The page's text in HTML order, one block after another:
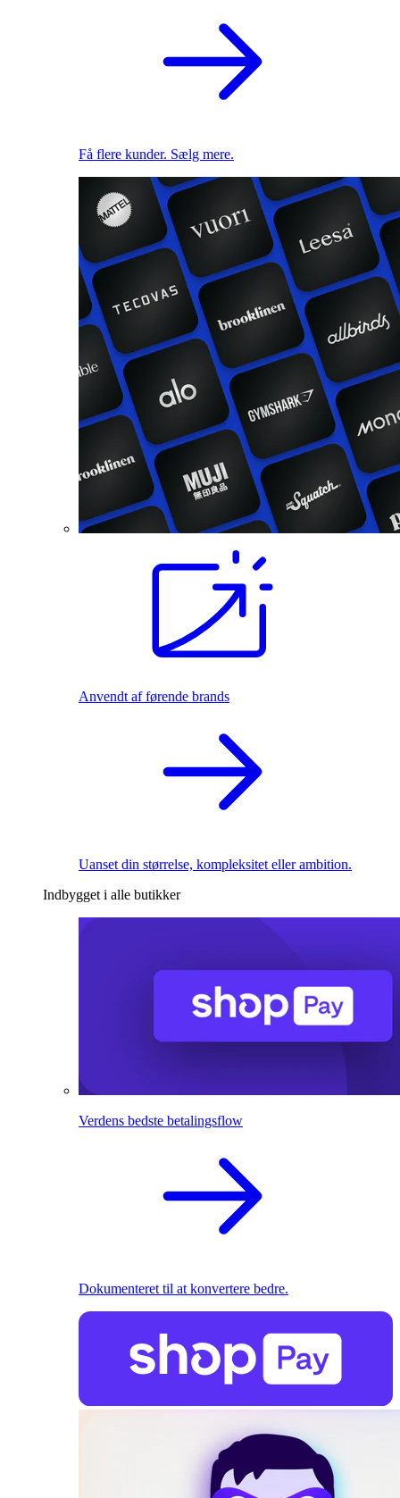
Få flere kunder. Sælg mere.
Anvendt af førende brands
Uanset din størrelse, kompleksitet eller ambition.
Indbygget i alle butikker
Verdens bedste betalingsflow
Dokumenteret til at konvertere bedre.